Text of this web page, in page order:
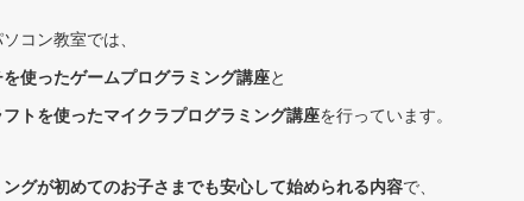
コン教室では、
を使ったゲームプログラミング講座と
トを使ったマイクラプログラミング講座を行っています。
グが初めてのお子さまでも安心して始められる内容で、